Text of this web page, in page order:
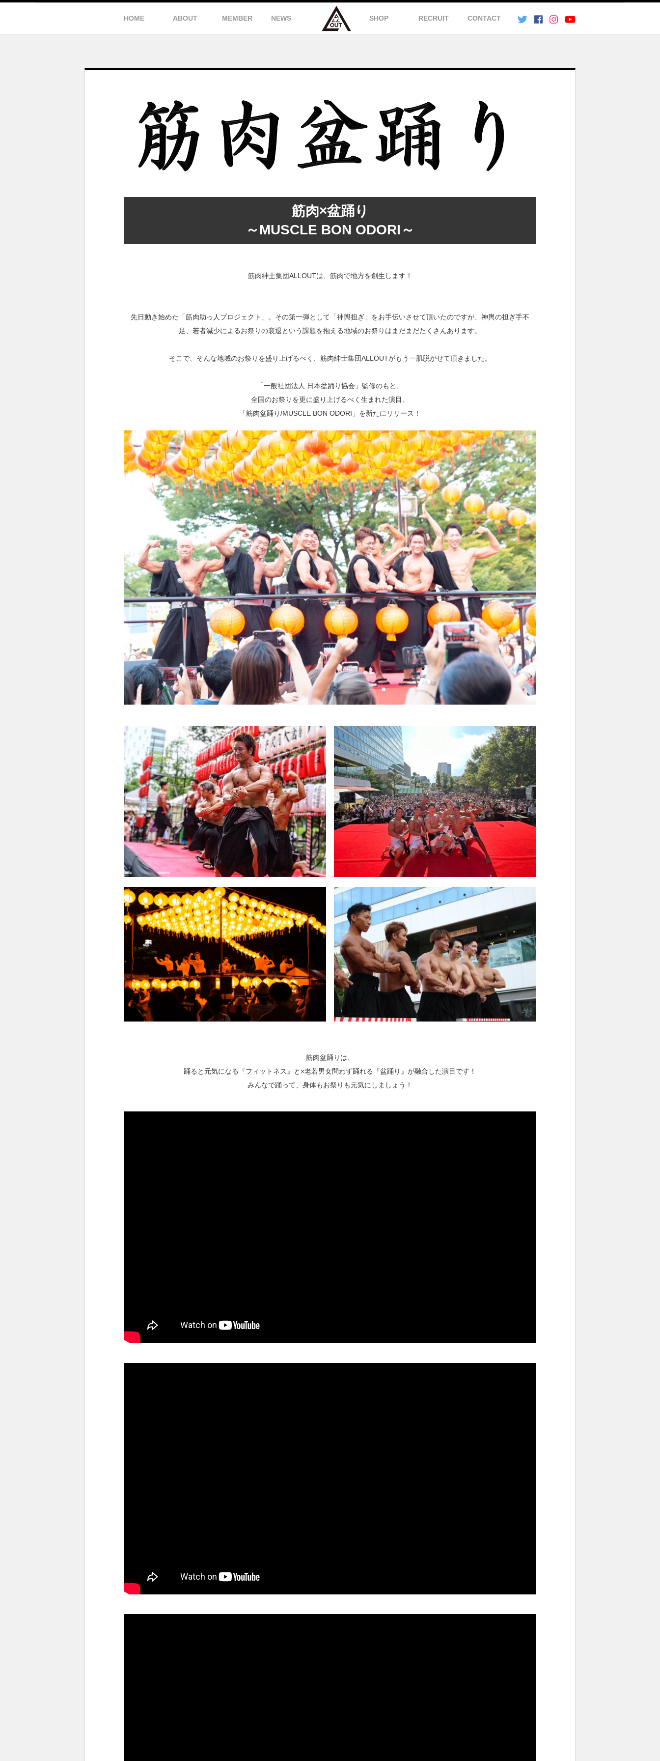
HOME ABOUT MEMBER NEWS SHOP RECRUIT CONTACT
筋肉×盆踊り
～MUSCLE BON ODORI～
筋肉紳士集団ALLOUTは、筋肉で地方を創生します！
先日動き始めた「筋肉助っ人プロジェクト」。その第一弾として「神輿担ぎ」をお手伝いさせて頂いたのですが、神輿の担ぎ手不
足、若者減少によるお祭りの衰退という課題を抱える地域のお祭りはまだまだたくさんあります。
そこで、そんな地域のお祭りを盛り上げるべく、筋肉紳士集団ALLOUTがもう一肌脱がせて頂きました。
「一般社団法人 日本盆踊り協会」監修のもと、
全国のお祭りを更に盛り上げるべく生まれた演目、
「筋肉盆踊り/MUSCLE BON ODORI」を新たにリリース！
筋肉盆踊りは、
踊ると元気になる『フィットネス』と×老若男女問わず踊れる『盆踊り』が融合した演目です！
みんなで踊って、身体もお祭りも元気にしましょう！